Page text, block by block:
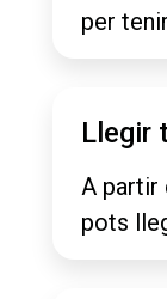
per
Llegir
A partir
pots